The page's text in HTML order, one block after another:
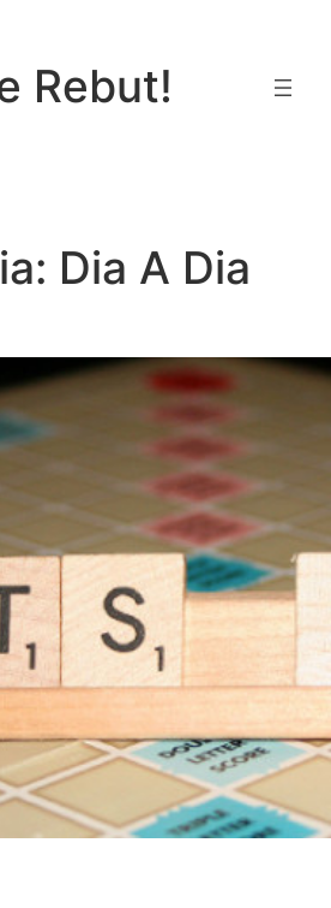
Rebut!
Dia A Dia